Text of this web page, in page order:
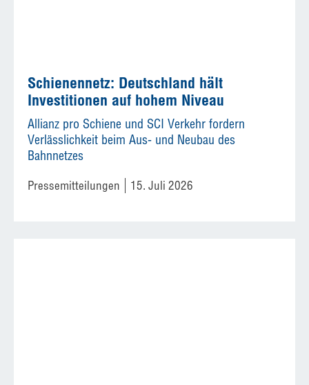
Schienennetz: Deutschland hält
Investitionen auf hohem Niveau
Allianz pro Schiene und SCI Verkehr fordern
Verlässlichkeit beim Aus- und Neubau des
Bahnnetzes
Pressemitteilungen 15. Juli 2026